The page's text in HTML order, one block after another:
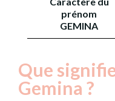
prénom
GEMINA
Que
Gemina ?